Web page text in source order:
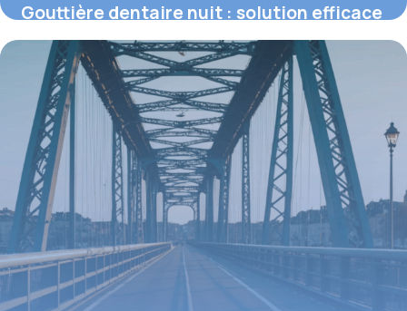
Gouttière dentaire nuit : solution efficace
contre le bruxisme et ses impacts
15 juin 2026